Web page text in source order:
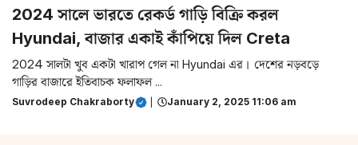
2024 সালে ভারতে রেকর্ড গাড়ি বিক্রি করল
Hyundai, বাজার একাই কাঁপিয়ে দিল Creta
2024 সালটা খুব একটা খারাপ গেল না Hyundai এর। দেশের নড়বড়ে
গাড়ির বাজারে ইতিবাচক ফলাফল ...
Suvrodeep Chakraborty January 2, 2025 11:06 am